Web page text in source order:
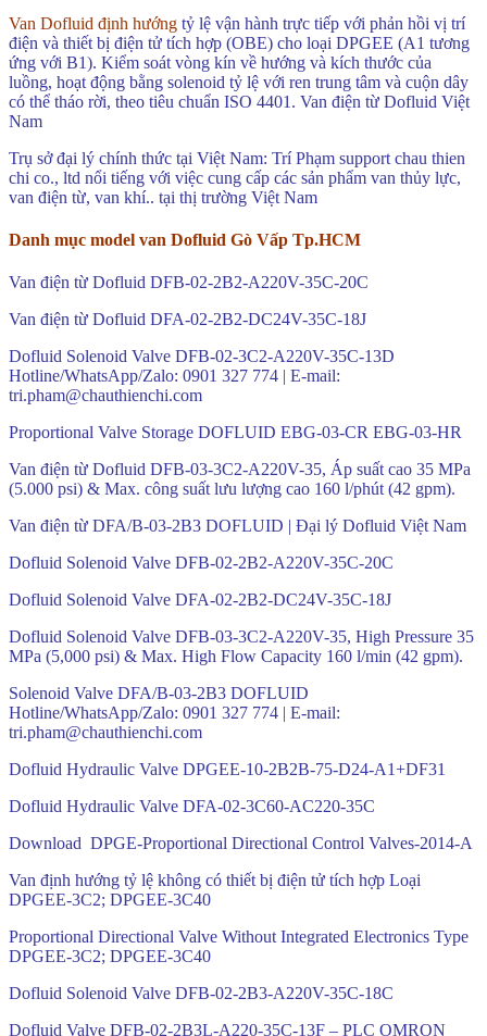
Van Dofluid định hướng tỷ lệ vận hành trực tiếp với phản hồi vị trí
điện và thiết bị điện tử tích hợp (OBE) cho loại DPGEE (A1 tương
ứng với B1). Kiểm soát vòng kín về hướng và kích thước của
luồng, hoạt động bằng solenoid tỷ lệ với ren trung tâm và cuộn dây
có thể tháo rời, theo tiêu chuẩn ISO 4401. Van điện từ Dofluid Việt
Nam
Trụ sở đại lý chính thức tại Việt Nam: Trí Phạm support chau thien
chi co., ltd nổi tiếng với việc cung cấp các sản phẩm van thủy lực,
van điện từ, van khí.. tại thị trường Việt Nam
Danh mục model van Dofluid Gò Vấp Tp.HCM
Van điện từ Dofluid DFB-02-2B2-A220V-35C-20C
Van điện từ Dofluid DFA-02-2B2-DC24V-35C-18J
Dofluid Solenoid Valve DFB-02-3C2-A220V-35C-13D
Hotline/WhatsApp/Zalo: 0901 327 774 | E-mail:
tri.pham@chauthienchi.com
Proportional Valve Storage DOFLUID EBG-03-CR EBG-03-HR
Van điện từ Dofluid DFB-03-3C2-A220V-35, Áp suất cao 35 MPa
(5.000 psi) & Max. công suất lưu lượng cao 160 l/phút (42 gpm).
Van điện từ DFA/B-03-2B3 DOFLUID | Đại lý Dofluid Việt Nam
Dofluid Solenoid Valve DFB-02-2B2-A220V-35C-20C
Dofluid Solenoid Valve DFA-02-2B2-DC24V-35C-18J
Dofluid Solenoid Valve DFB-03-3C2-A220V-35, High Pressure 35
MPa (5,000 psi) & Max. High Flow Capacity 160 l/min (42 gpm).
Solenoid Valve DFA/B-03-2B3 DOFLUID
Hotline/WhatsApp/Zalo: 0901 327 774 | E-mail:
tri.pham@chauthienchi.com
Dofluid Hydraulic Valve DPGEE-10-2B2B-75-D24-A1+DF31
Dofluid Hydraulic Valve DFA-02-3C60-AC220-35C
Download DPGE-Proportional Directional Control Valves-2014-A
Van định hướng tỷ lệ không có thiết bị điện tử tích hợp Loại
DPGEE-3C2; DPGEE-3C40
Proportional Directional Valve Without Integrated Electronics Type
DPGEE-3C2; DPGEE-3C40
Dofluid Solenoid Valve DFB-02-2B3-A220V-35C-18C
Dofluid Valve DFB-02-2B3L-A220-35C-13F – PLC OMRON